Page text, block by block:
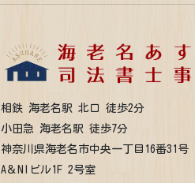
相鉄 海老名駅 北口 徒歩2分
小田急 海老名駅 徒歩7分
神奈川県海老名市中央一丁目16番31号
A＆NIビル1F 2号室